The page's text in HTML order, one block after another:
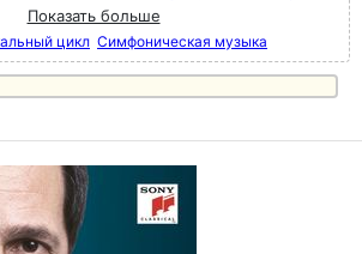
Показать больше
цикл Симфоническая музыка